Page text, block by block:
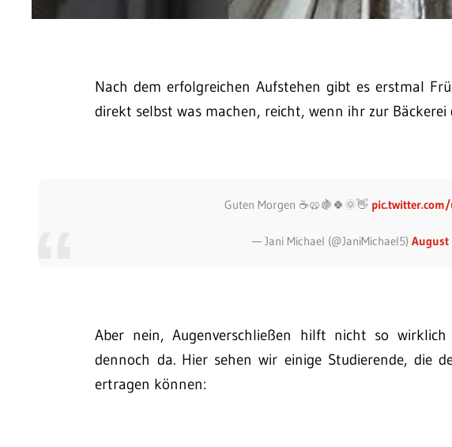
Nach dem erfolgreichen Aufstehen gibt es erstmal
direkt selbst was machen, reicht, wenn ihr zur
Guten Morgen ☕️🥨🍇🍀🌞👋 pic.twitter.com/
— Jani Michael (@JaniMichael5)August
Aber nein, Augenverschließen hilft nicht so
dennoch da. Hier sehen wir einige Studierende, die
ertragen können: